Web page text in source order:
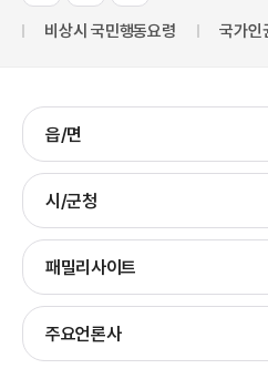
비상시 국민행동요령 국가인
읍/면
시/군청
패밀리사이트
주요언론사